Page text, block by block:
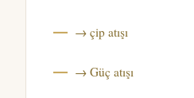
→ çip atışı
→ Güç atışı